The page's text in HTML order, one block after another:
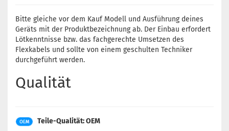
Bitte gleiche vor dem Kauf Modell und Ausführung deines
Geräts mit der Produktbezeichnung ab. Der Einbau erfordert
Lötkenntnisse bzw. das fachgerechte Umsetzen des
Flexkabels und sollte von einem geschulten Techniker
durchgeführt werden.
Qualität
Teile-Qualität: OEM